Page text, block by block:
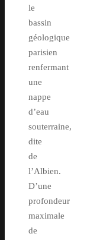
le
bassin
géologique
parisien
renfermant
une
nappe
d’eau
souterraine,
dite
de
l’Albien.
D’une
profondeur
maximale
de